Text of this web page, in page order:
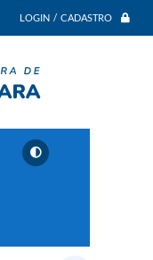
LOGIN / CADASTRO